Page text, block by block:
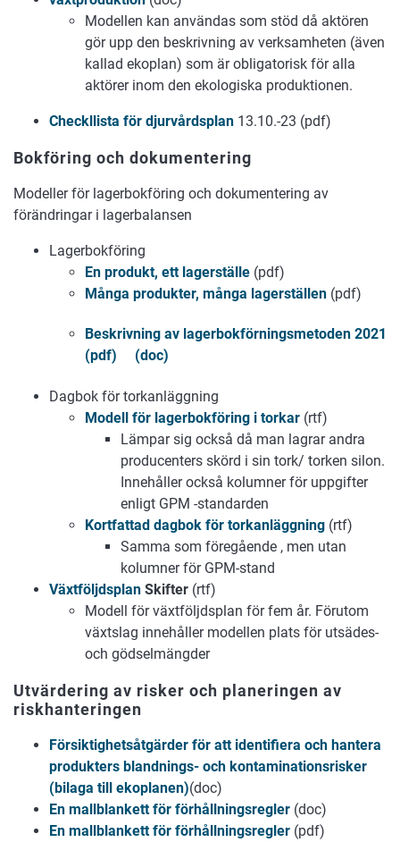
Modellen kan användas som stöd då aktören
gör upp den beskrivning av verksamheten (även
kallad ekoplan) som är obligatorisk för alla
aktörer inom den ekologiska produktionen.
Checkllista för djurvårdsplan 13.10.-23 (pdf)
Bokföring och dokumentering
Modeller för lagerbokföring och dokumentering av
förändringar i lagerbalansen
Lagerbokföring
En produkt, ett lagerställe (pdf)
Många produkter, många lagerställen (pdf)
Beskrivning av lagerbokförningsmetoden 2021
(pdf)
(doc)
Dagbok för torkanläggning
Modell för lagerbokföring i torkar (rtf)
Lämpar sig också då man lagrar andra
producenters skörd i sin tork/ torken silon.
Innehåller också kolumner för uppgifter
enligt GPM -standarden
Kortfattad dagbok för torkanläggning (rtf)
Samma som föregående , men utan
kolumner för GPM-stand
Växtföljdsplan Skifter (rtf)
Modell för växtföljdsplan för fem år. Förutom
växtslag innehåller modellen plats för utsädes-
och gödselmängder
Utvärdering av risker och planeringen av
riskhanteringen
Försiktighetsåtgärder för att identifiera och hantera
produkters blandnings- och kontaminationsrisker
(bilaga till ekoplanen)(doc)
En mallblankett för förhållningsregler (doc)
En mallblankett för förhållningsregler (pdf)